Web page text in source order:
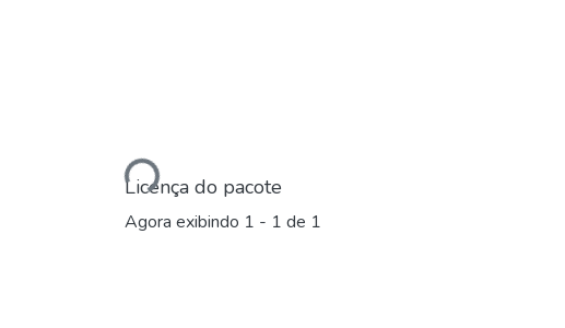
Carregando...
Licença do pacote
Agora exibindo 1 - 1 de 1